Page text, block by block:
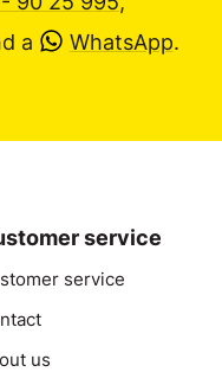
a WhatsApp.
service
service
us